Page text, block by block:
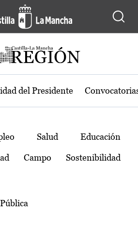
región de Castilla-La
del Presidente
Salud Educación
Campo Sostenibilidad